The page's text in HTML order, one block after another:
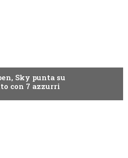
Sky punta su
con 7 azzurri